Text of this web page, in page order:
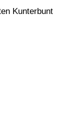
Kunterbunt